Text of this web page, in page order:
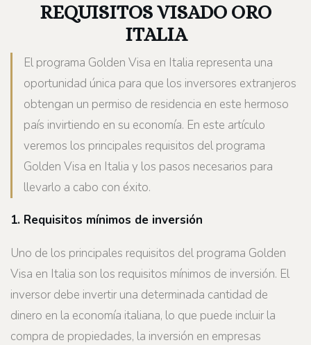
REQUISITOS VISADO ORO
ITALIA
El programa Golden Visa en Italia representa una
oportunidad única para que los inversores extranjeros
obtengan un permiso de residencia en este hermoso
país invirtiendo en su economía. En este artículo
veremos los principales requisitos del programa
Golden Visa en Italia y los pasos necesarios para
llevarlo a cabo con éxito.
1. Requisitos mínimos de inversión
Uno de los principales requisitos del programa Golden
Visa en Italia son los requisitos mínimos de inversión. El
inversor debe invertir una determinada cantidad de
dinero en la economía italiana, lo que puede incluir la
compra de propiedades, la inversión en empresas